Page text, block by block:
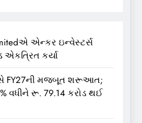
એન્કર ઇન્વેસ્ટર્સ
એકત્રિત કર્યા
FY27ની મજબૂત શરૂઆત;
વધીને રૂ. 79.14 કરોડ થઈ